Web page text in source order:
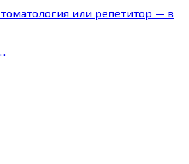
или репетитор — в